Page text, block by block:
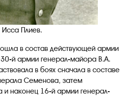
Исса Плиев.
в состав действующей армии
й армии генерал-майора В.А.
в боях сначала в составе
Семенова, затем
и наконец 16-й армии генерал-